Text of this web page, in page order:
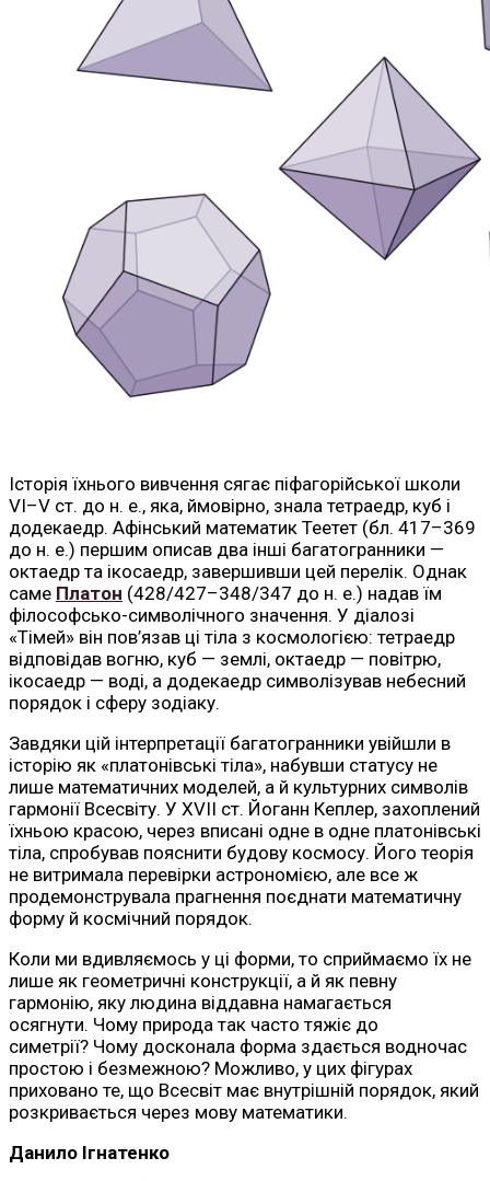
Історія їхнього вивчення сягає піфагорійської школи
VI–V ст. до н. е., яка, ймовірно, знала тетраедр, куб і
додекаедр. Афінський математик Теетет (бл. 417–369
до н. е.) першим описав два інші багатогранники —
октаедр та ікосаедр, завершивши цей перелік. Однак
саме Платон (428/427–348/347 до н. е.) надав їм
філософсько-символічного значення. У діалозі
«Тімей» він пов’язав ці тіла з космологією: тетраедр
відповідав вогню, куб — землі, октаедр — повітрю,
ікосаедр — воді, а додекаедр символізував небесний
порядок і сферу зодіаку.
Завдяки цій інтерпретації багатогранники увійшли в
історію як «платонівські тіла», набувши статусу не
лише математичних моделей, а й культурних символів
гармонії Всесвіту. У XVII ст. Йоганн Кеплер, захоплений
їхньою красою, через вписані одне в одне платонівські
тіла, спробував пояснити будову космосу. Його теорія
не витримала перевірки астрономією, але все ж
продемонструвала прагнення поєднати математичну
форму й космічний порядок.
Коли ми вдивляємось у ці форми, то сприймаємо їх не
лише як геометричні конструкції, а й як певну
гармонію, яку людина віддавна намагається
осягнути. Чому природа так часто тяжіє до
симетрії? Чому досконала форма здається водночас
простою і безмежною? Можливо, у цих фігурах
приховано те, що Всесвіт має внутрішній порядок, який
розкривається через мову математики.
Данило Ігнатенко